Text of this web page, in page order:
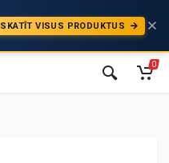
SKATĪT VISUS PRODUKTUS
0